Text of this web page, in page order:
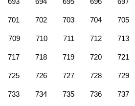
701 702 703 704 705
709 710 711 712 713
717 718 719 720 721
725 726 727 728 729
733 734 735 736 737